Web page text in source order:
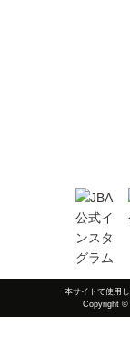
本サイトで使用
Copyright ©